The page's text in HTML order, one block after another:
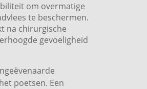
om overmatige
te beschermen.
na chirurgische
gevoeligheid
poetsen. Een